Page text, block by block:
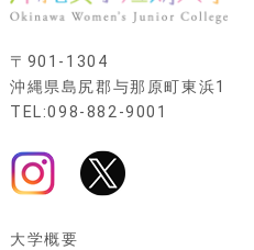
〒901-1304
沖縄県島尻郡与那原町東浜1
TEL:098-882-9001
大学概要